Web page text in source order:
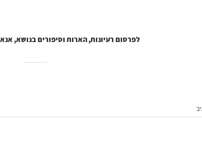
לפרסום רעיונות, הארות וסיפורים בנושא,